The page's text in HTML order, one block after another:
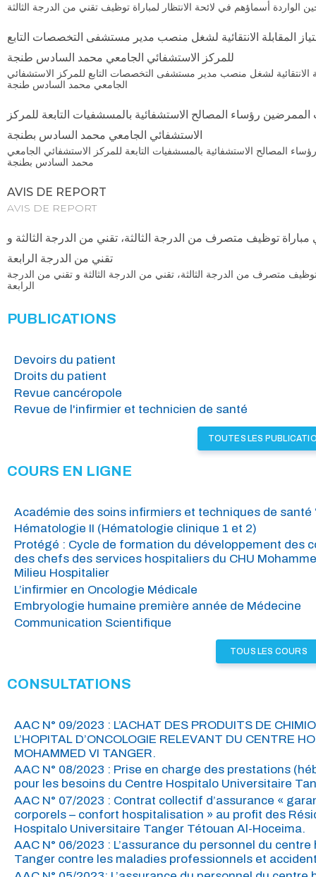
الواردة أسماؤهم في لائحة الانتظار لمباراة توظيف تقني من الدرجة الثالثة
المقابلة الانتقائية لشغل منصب مدير مستشفى التخصصات التابع
للمركز الاستشفائي الجامعي محمد السادس طنجة
الانتقائية لشغل منصب مدير مستشفى التخصصات التابع للمركز الاستشفائي
الجامعي محمد السادس طنجة
رؤساء المصالح الاستشفائية بالمسشفيات التابعة للمركز
الاستشفائي الجامعي محمد السادس بطنجة
المصالح الاستشفائية بالمسشفيات التابعة للمركز الاستشفائي الجامعي
محمد السادس بطنجة
AVIS DE REPORT
AVIS DE REPORT
توظيف متصرف من الدرجة الثالثة، تقني من الدرجة الثالثة و
تقني من الدرجة الرابعة
متصرف من الدرجة الثالثة، تقني من الدرجة الثالثة و تقني من الدرجة
الرابعة
PUBLICATIONS
Devoirs du patient
Droits du patient
Revue cancéropole
Revue de l'infirmier et technicien de santé
TOUTES LES
COURS EN LIGNE
Académie des soins infirmiers et techniques de santé
Hématologie II (Hématologie clinique 1 et 2)
Protégé : Cycle de formation du développement des
des chefs des services hospitaliers du CHU
Milieu Hospitalier
L’infirmier en Oncologie Médicale
Embryologie humaine première année de Médecine
Communication Scientifique
TOUS LES COURS
CONSULTATIONS
AAC N° 09/2023 : L’ACHAT DES PRODUITS DE
L’HOPITAL D’ONCOLOGIE RELEVANT DU CENTRE
MOHAMMED VI TANGER.
AAC N° 08/2023 : Prise en charge des prestations
pour les besoins du Centre Hospitalo Universitaire
AAC N° 07/2023 : Contrat collectif d’assurance «
corporels – confort hospitalisation » au profit des
Hospitalo Universitaire Tanger Tétouan Al-Hoceima.
AAC N° 06/2023 : L’assurance du personnel du
Tanger contre les maladies professionnels et